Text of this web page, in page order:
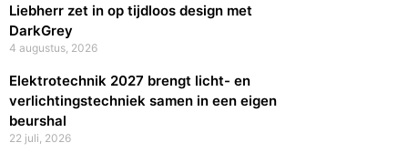
Liebherr zet in op tijdloos design met
DarkGrey
4 augustus, 2026
Elektrotechnik 2027 brengt licht- en
verlichtingstechniek samen in een eigen
beurshal
22 juli, 2026